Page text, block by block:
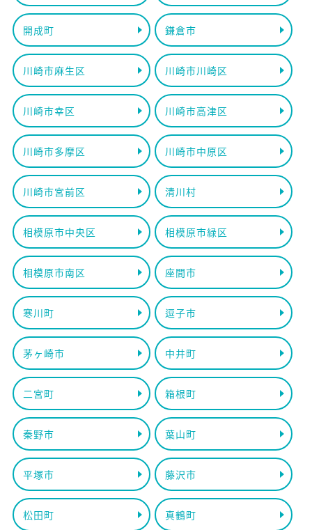
開成町 鎌倉市
川崎市麻生区 川崎市川崎区
川崎市幸区 川崎市高津区
川崎市多摩区 川崎市中原区
川崎市宮前区 清川村
相模原市中央区 相模原市緑区
相模原市南区 座間市
寒川町 逗子市
茅ヶ崎市 中井町
二宮町 箱根町
秦野市 葉山町
平塚市 藤沢市
松田町 真鶴町